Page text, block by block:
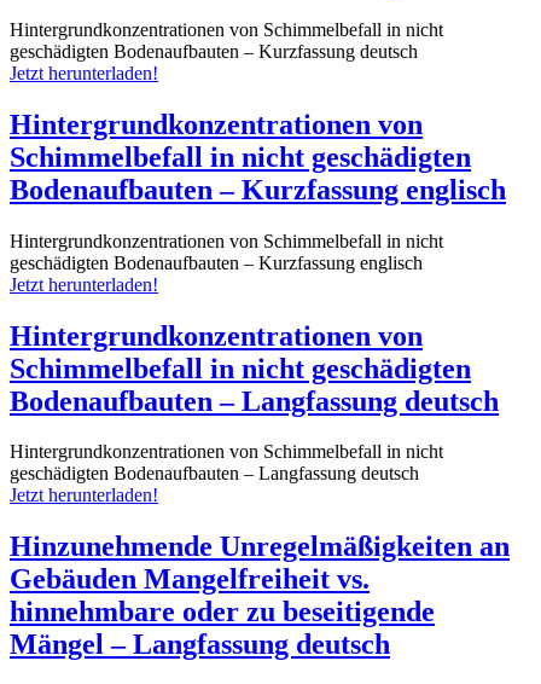
Hintergrundkonzentrationen von Schimmelbefall in nicht
geschädigten Bodenaufbauten – Kurzfassung deutsch
Jetzt herunterladen!
Hintergrundkonzentrationen von
Schimmelbefall in nicht geschädigten
Bodenaufbauten – Kurzfassung englisch
Hintergrundkonzentrationen von Schimmelbefall in nicht
geschädigten Bodenaufbauten – Kurzfassung englisch
Jetzt herunterladen!
Hintergrundkonzentrationen von
Schimmelbefall in nicht geschädigten
Bodenaufbauten – Langfassung deutsch
Hintergrundkonzentrationen von Schimmelbefall in nicht
geschädigten Bodenaufbauten – Langfassung deutsch
Jetzt herunterladen!
Hinzunehmende Unregelmäßigkeiten an
Gebäuden Mangelfreiheit vs.
hinnehmbare oder zu beseitigende
Mängel – Langfassung deutsch